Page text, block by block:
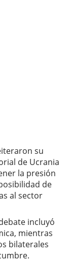
su
de Ucrania
la presión
de
al sector
incluyó
mientras
bilaterales